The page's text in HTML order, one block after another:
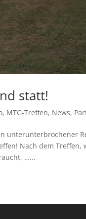
statt!
, MTG-Treffen, News,
unterunterbrochener
Nach dem Treffen,
…...